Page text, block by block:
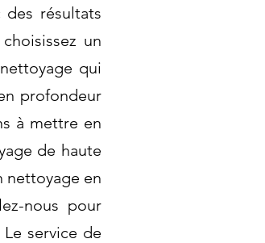
résultats
un
qui
profondeur
à mettre en
de haute
nettoyage en
nous pour
service de